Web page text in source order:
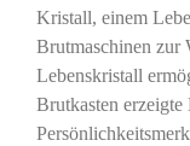
Kristall, einem
Brutmaschinen zur
Lebenskristall
Brutkasten erzeigte